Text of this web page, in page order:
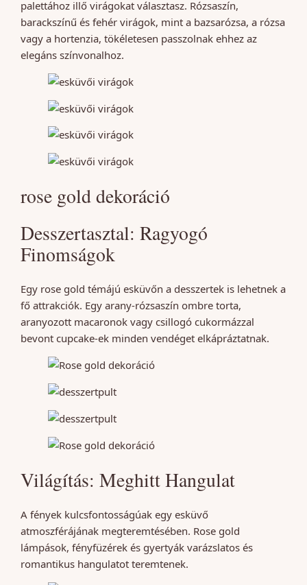
palettához illő virágokat választasz. Rózsaszín,
barackszínű és fehér virágok, mint a bazsarózsa, a rózsa
vagy a hortenzia, tökéletesen passzolnak ehhez az
elegáns színvonalhoz.
rose gold dekoráció
Desszertasztal: Ragyogó
Finomságok
Egy rose gold témájú esküvőn a desszertek is lehetnek a
fő attrakciók. Egy arany-rózsaszín ombre torta,
aranyozott macaronok vagy csillogó cukormázzal
bevont cupcake-ek minden vendéget elkápráztatnak.
Világítás: Meghitt Hangulat
A fények kulcsfontosságúak egy esküvő
atmoszférájának megteremtésében. Rose gold
lámpások, fényfüzérek és gyertyák varázslatos és
romantikus hangulatot teremtenek.